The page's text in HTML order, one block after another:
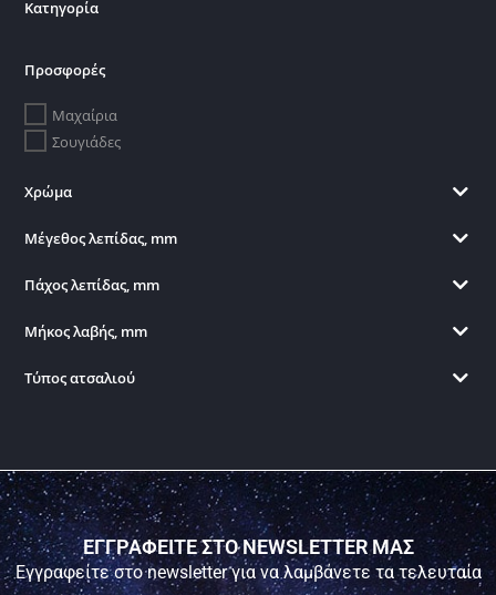
ΣΠΑΘΑΚΙ TOLE10 Mini Viking sword. Blade 10.5 cm,
Εναλλακτικός κωδικός:
Λιανική:7,50€
Προσφορές
Μαχαίρια
Σουγιάδες